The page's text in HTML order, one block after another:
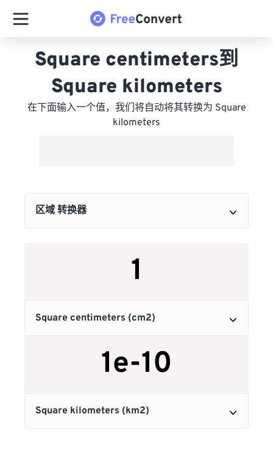
Square centimeters到
Square kilometers
在下面输入一个值，我们将自动将其转换为 Square
kilometers